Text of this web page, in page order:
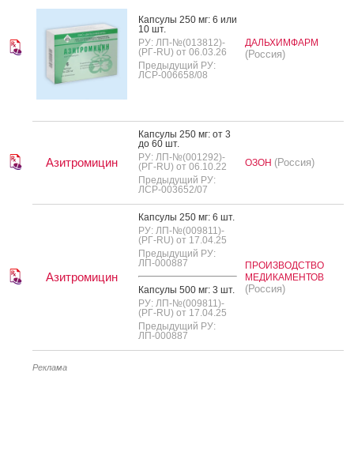
Кап­су­лы 250 мг: 6 или
10 шт.
РУ: ЛП-№(013812)-
(РГ-RU) от 06.03.26
Предыдущий РУ:
ЛСР-006658/08
ДАЛЬХИМФАРМ
(Россия)
Азитромицин
Кап­су­лы 250 мг: от 3
до 60 шт.
РУ: ЛП-№(001292)-
(РГ-RU) от 06.10.22
Предыдущий РУ:
ЛСР-003652/07
ОЗОН (Россия)
Азитромицин
Кап­су­лы 250 мг: 6 шт.
РУ: ЛП-№(009811)-
(РГ-RU) от 17.04.25
Предыдущий РУ:
ЛП-000887
Кап­су­лы 500 мг: 3 шт.
РУ: ЛП-№(009811)-
(РГ-RU) от 17.04.25
Предыдущий РУ:
ЛП-000887
ПРОИЗВОДСТВО
МЕДИКАМЕНТОВ
(Россия)
Реклама